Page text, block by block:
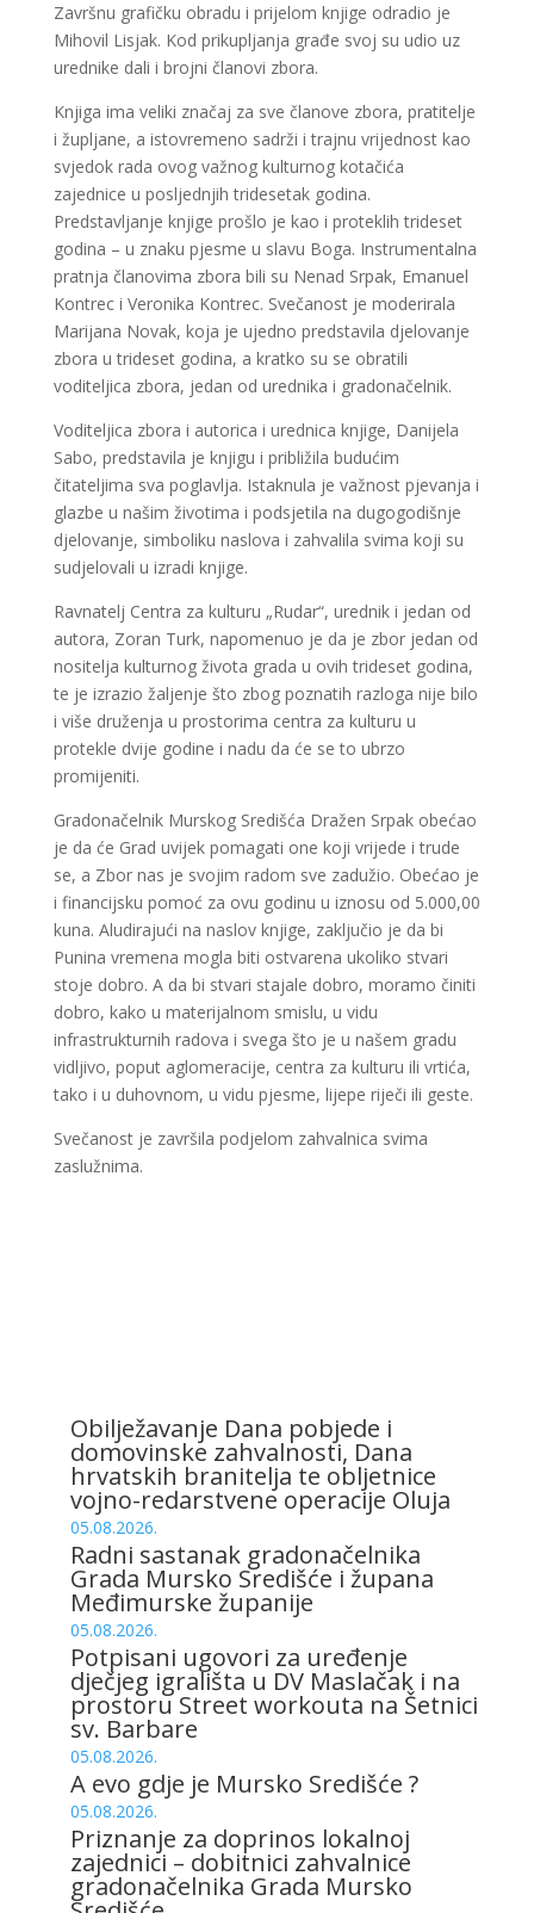
Završnu grafičku obradu i prijelom knjige odradio je
Mihovil Lisjak. Kod prikupljanja građe svoj su udio uz
urednike dali i brojni članovi zbora.
Knjiga ima veliki značaj za sve članove zbora, pratitelje
i župljane, a istovremeno sadrži i trajnu vrijednost kao
svjedok rada ovog važnog kulturnog kotačića
zajednice u posljednjih tridesetak godina.
Predstavljanje knjige prošlo je kao i proteklih trideset
godina – u znaku pjesme u slavu Boga. Instrumentalna
pratnja članovima zbora bili su Nenad Srpak, Emanuel
Kontrec i Veronika Kontrec. Svečanost je moderirala
Marijana Novak, koja je ujedno predstavila djelovanje
zbora u trideset godina, a kratko su se obratili
voditeljica zbora, jedan od urednika i gradonačelnik.
Voditeljica zbora i autorica i urednica knjige, Danijela
Sabo, predstavila je knjigu i približila budućim
čitateljima sva poglavlja. Istaknula je važnost pjevanja i
glazbe u našim životima i podsjetila na dugogodišnje
djelovanje, simboliku naslova i zahvalila svima koji su
sudjelovali u izradi knjige.
Ravnatelj Centra za kulturu „Rudar“, urednik i jedan od
autora, Zoran Turk, napomenuo je da je zbor jedan od
nositelja kulturnog života grada u ovih trideset godina,
te je izrazio žaljenje što zbog poznatih razloga nije bilo
i više druženja u prostorima centra za kulturu u
protekle dvije godine i nadu da će se to ubrzo
promijeniti.
Gradonačelnik Murskog Središća Dražen Srpak obećao
je da će Grad uvijek pomagati one koji vrijede i trude
se, a Zbor nas je svojim radom sve zadužio. Obećao je
i financijsku pomoć za ovu godinu u iznosu od 5.000,00
kuna. Aludirajući na naslov knjige, zaključio je da bi
Punina vremena mogla biti ostvarena ukoliko stvari
stoje dobro. A da bi stvari stajale dobro, moramo činiti
dobro, kako u materijalnom smislu, u vidu
infrastrukturnih radova i svega što je u našem gradu
vidljivo, poput aglomeracije, centra za kulturu ili vrtića,
tako i u duhovnom, u vidu pjesme, lijepe riječi ili geste.
Svečanost je završila podjelom zahvalnica svima
zaslužnima.
Obilježavanje Dana pobjede i
domovinske zahvalnosti, Dana
hrvatskih branitelja te obljetnice
vojno-redarstvene operacije Oluja
05.08.2026.
Radni sastanak gradonačelnika
Grada Mursko Središće i župana
Međimurske županije
05.08.2026.
Potpisani ugovori za uređenje
dječjeg igrališta u DV Maslačak i na
prostoru Street workouta na Šetnici
sv. Barbare
05.08.2026.
A evo gdje je Mursko Središće ?
05.08.2026.
Priznanje za doprinos lokalnoj
zajednici – dobitnici zahvalnice
gradonačelnika Grada Mursko